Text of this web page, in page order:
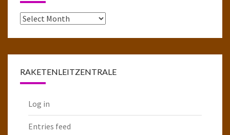
Das
RAKETENLEITZENTRALE
Log in
Entries feed